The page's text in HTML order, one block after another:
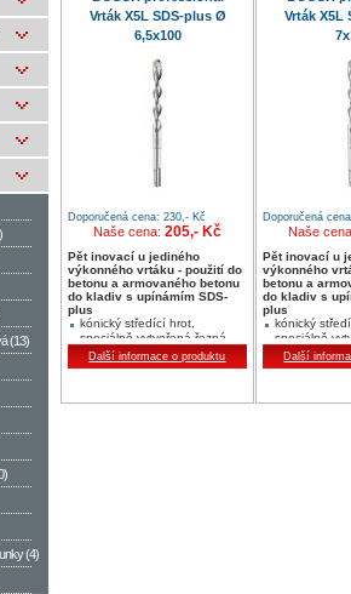
dodává se v délkách 50, 100
a 150 mm
dodává se v
a 100 mm
Vrták X5L SDS-plus Ø
6,5x100
Doporučená cena: 230,- Kč
Naše cena: 205,- Kč
Pět inovací u jediného
výkonného vrtáku - použití do
betonu a armovaného betonu
do kladiv s upínámím SDS-
plus
kónický středící hrot,
speciálně vytvořená řezná
hrana
vyznačení stupně
Další informace o produktu
Vrták X5L
Doporučená
Naše
Pět inovací u
výkonného
betonu a
do kladiv s
plus
kónický
speciálně
hrana
vyznačení
Další
(13)
(4)